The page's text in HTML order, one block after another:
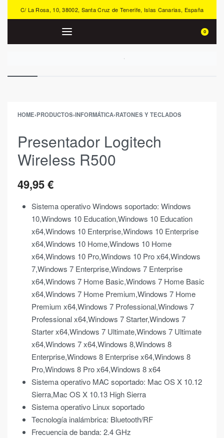
C/ La Rosa, 10, 38002, Santa Cruz de Tenerife, Islas Canarias, España
0
HOME›PRODUCTOS›INFORMÁTICA›RATONES Y TECLADOS
Presentador Logitech
Wireless R500
49,95€
Sistema operativo Windows soportado: Windows
10,Windows 10 Education,Windows 10 Education
x64,Windows 10 Enterprise,Windows 10 Enterprise
x64,Windows 10 Home,Windows 10 Home
x64,Windows 10 Pro,Windows 10 Pro x64,Windows
7,Windows 7 Enterprise,Windows 7 Enterprise
x64,Windows 7 Home Basic,Windows 7 Home Basic
x64,Windows 7 Home Premium,Windows 7 Home
Premium x64,Windows 7 Professional,Windows 7
Professional x64,Windows 7 Starter,Windows 7
Starter x64,Windows 7 Ultimate,Windows 7 Ultimate
x64,Windows 7 x64,Windows 8,Windows 8
Enterprise,Windows 8 Enterprise x64,Windows 8
Pro,Windows 8 Pro x64,Windows 8 x64
Sistema operativo MAC soportado: Mac OS X 10.12
Sierra,Mac OS X 10.13 High Sierra
Sistema operativo Linux soportado
Tecnología inalámbrica: Bluetooth/RF
Frecuencia de banda: 2.4 GHz